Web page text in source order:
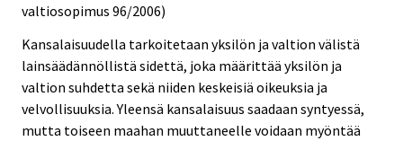
valtiosopimus 96/2006)
Kansalaisuudella tarkoitetaan yksilön ja valtion välistä
lainsäädännöllistä sidettä, joka määrittää yksilön ja
valtion suhdetta sekä niiden keskeisiä oikeuksia ja
velvollisuuksia. Yleensä kansalaisuus saadaan syntyessä,
mutta toiseen maahan muuttaneelle voidaan myöntää